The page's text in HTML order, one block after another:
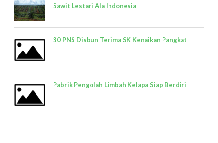
Sawit Lestari Ala Indonesia
30 PNS Disbun Terima SK Kenaikan Pangkat
Pabrik Pengolah Limbah Kelapa Siap Berdiri